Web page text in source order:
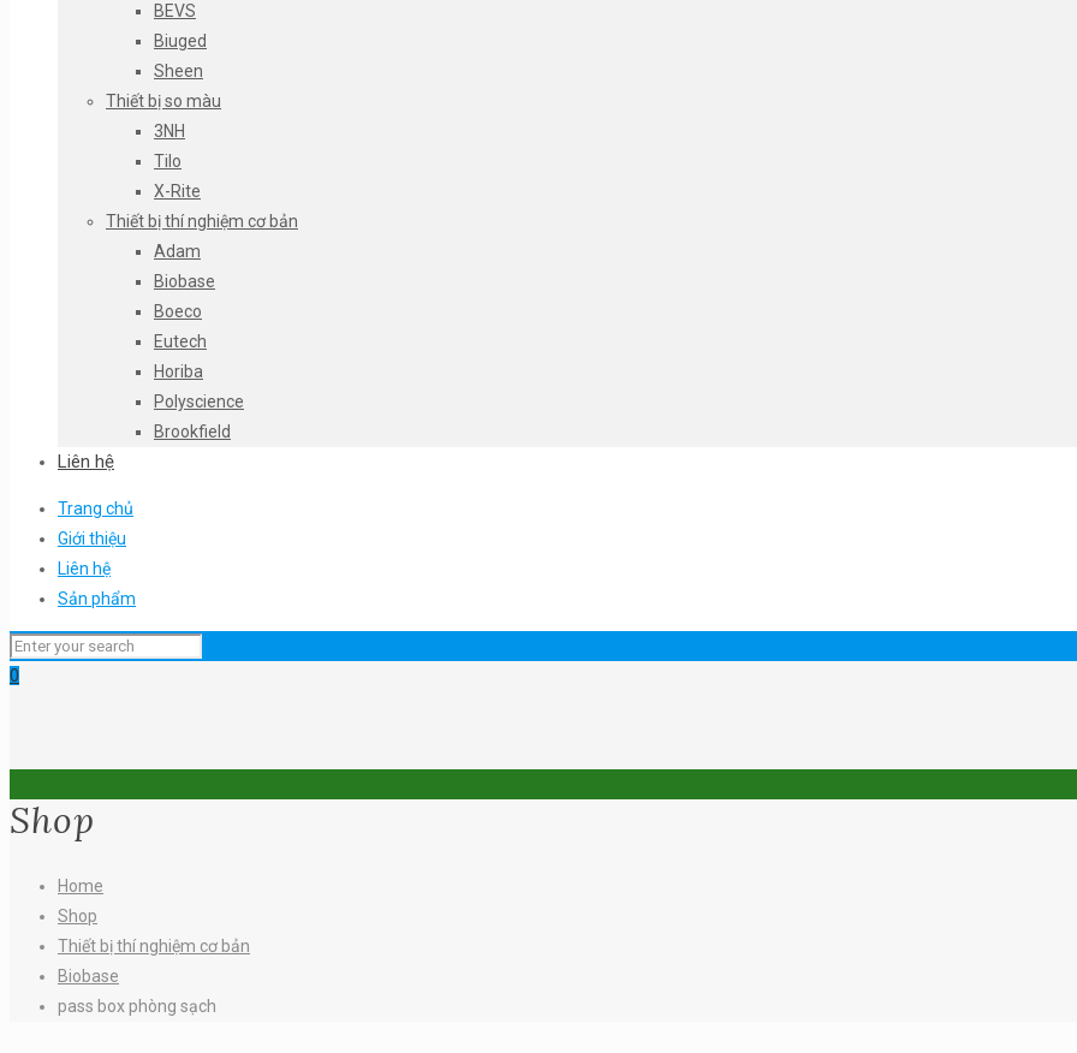
BEVS
Biuged
Sheen
Thiết bị so màu
3NH
Tilo
X-Rite
Thiết bị thí nghiệm cơ bản
Adam
Biobase
Boeco
Eutech
Horiba
Polyscience
Brookfield
Liên hệ
Trang chủ
Giới thiệu
Liên hệ
Sản phẩm
0
Shop
Home
Shop
Thiết bị thí nghiệm cơ bản
Biobase
pass box phòng sạch